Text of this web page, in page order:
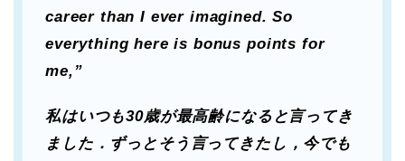
career than I ever imagined. So
everything here is bonus points for
me,”
私はいつも30歳が最高齢になると言ってき
ました．ずっとそう言ってきたし，今でも